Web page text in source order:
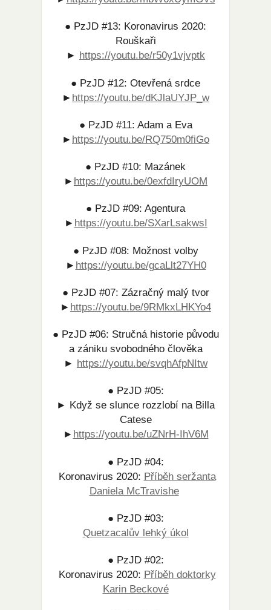
● PzJD #13: Koronavirus 2020:
Rouškaři
► https://youtu.be/r50y1vjvptk
● PzJD #12: Otevřená srdce
► https://youtu.be/dKJlaUYJP_w​
● PzJD #11: Adam a Eva
► https://youtu.be/RQ750m0fiGo​
● PzJD #10: Mazánek
► https://youtu.be/0exfdIryUOM​
● PzJD #09: Agentura
► https://youtu.be/SXarLsakwsI​
● PzJD #08: Možnost volby
► https://youtu.be/gcaLlt27YH0
● PzJD #07: Zázračný malý tvor
► https://youtu.be/9RMkxLHKYo4​
● PzJD #06: Stručná historie původu
a zániku svobodného člověka
► https://youtu.be/svqhAfpNItw​
● PzJD #05:
► Když se slunce rozzlobí na Billa
Catese
► https://youtu.be/uZNrH-IhV6M​
● PzJD #04:
Koronavirus 2020: Příběh seržanta
Daniela McTravishe
● PzJD #03:
Quetzacalův lehký úkol
● PzJD #02:
Koronavirus 2020: Příběh doktorky
Karin Beckové